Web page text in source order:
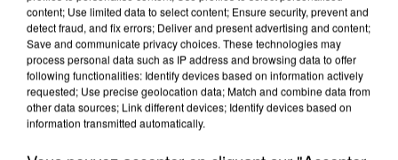
content; Use limited data to select content; Ensure security, prevent and
detect fraud, and fix errors; Deliver and present advertising and content;
Save and communicate privacy choices. These technologies may
process personal data such as IP address and browsing data to offer
following functionalities: Identify devices based on information actively
requested; Use precise geolocation data; Match and combine data from
other data sources; Link different devices; Identify devices based on
information transmitted automatically.